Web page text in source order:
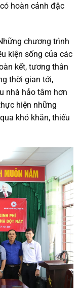
hoàn cảnh đặc
chương trình
kiện sống của các
kết, tương thân
thời gian tới,
nhà hảo tâm hơn
hiện những
khó khăn, thiếu